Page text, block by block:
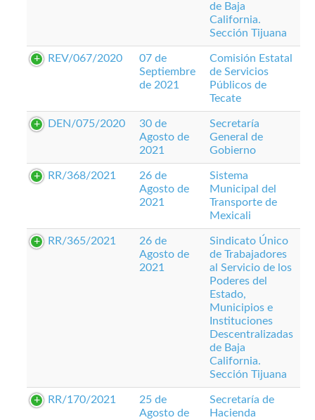
de Baja
California.
Sección Tijuana
REV/067/2020
07 de
Septiembre
de 2021
Comisión Estatal
de Servicios
Públicos de
Tecate
DEN/075/2020
30 de
Agosto de
2021
Secretaría
General de
Gobierno
RR/368/2021
26 de
Agosto de
2021
Sistema
Municipal del
Transporte de
Mexicali
RR/365/2021
26 de
Agosto de
2021
Sindicato Único
de Trabajadores
al Servicio de los
Poderes del
Estado,
Municipios e
Instituciones
Descentralizadas
de Baja
California.
Sección Tijuana
RR/170/2021
25 de
Agosto de
Secretaría de
Hacienda